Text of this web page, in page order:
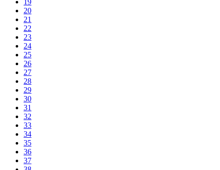
19
20
21
22
23
24
25
26
27
28
29
30
31
32
33
34
35
36
37